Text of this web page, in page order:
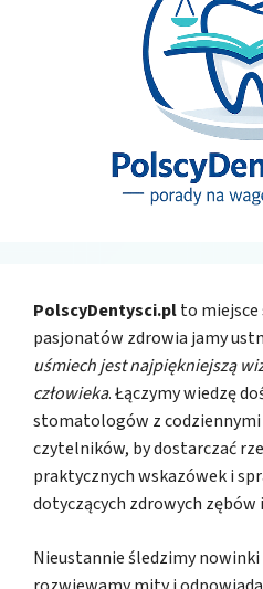
PolscyDentysci.plto
pasjonatów zdrowia jamy
uśmiech jest najpiękniejszą
człowieka. Łączymy wiedzę
stomatologów z
czytelników, by dostarczać
praktycznych wskazówek i
dotyczących zdrowych zębów i
Nieustannie śledzimy